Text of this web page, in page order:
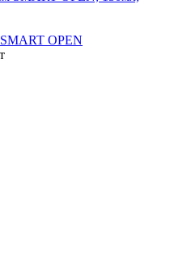
SMART OPEN